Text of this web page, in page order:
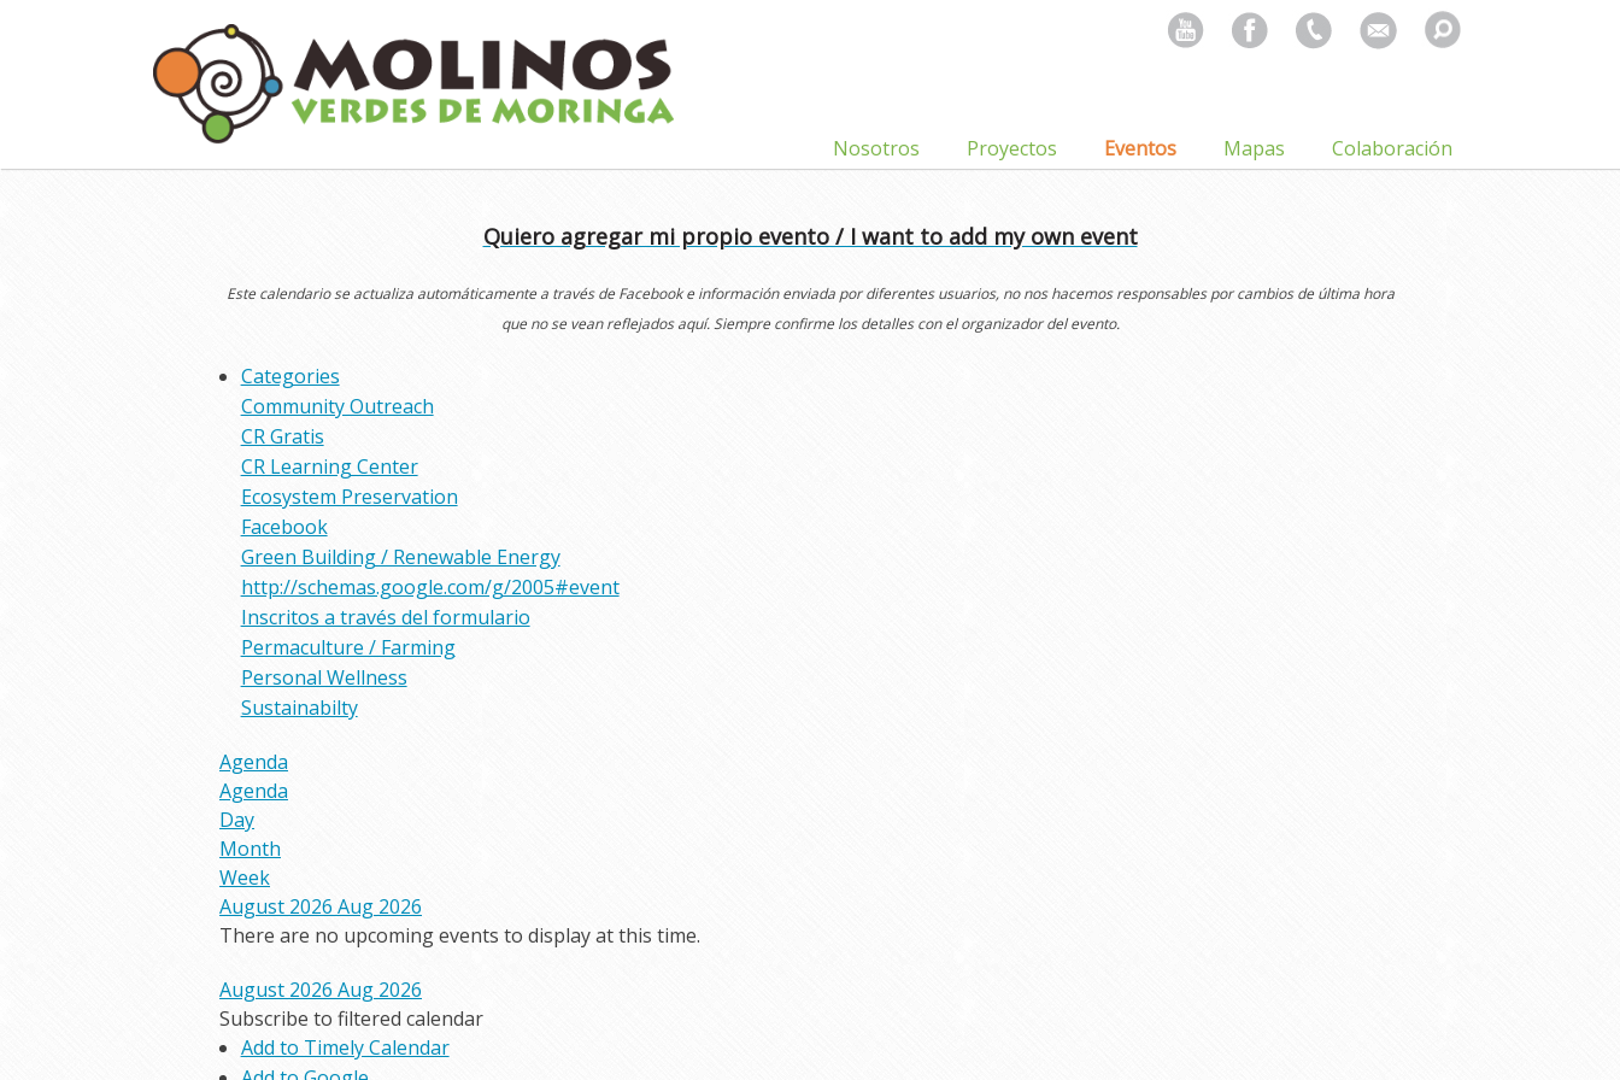
Search
for:
Nosotros Proyectos Eventos Mapas Colaboración
Quiero agregar mi propio evento / I want to add my own event
Este calendario se actualiza automáticamente a través de Facebook e información enviada por diferentes usuarios, no nos hacemos responsables por cambios de última hora
que no se vean reflejados aquí. Siempre confirme los detalles con el organizador del evento.
Categories
Community Outreach
CR Gratis
CR Learning Center
Ecosystem Preservation
Facebook
Green Building / Renewable Energy
http://schemas.google.com/g/2005#event
Inscritos a través del formulario
Permaculture / Farming
Personal Wellness
Sustainabilty
Agenda
Agenda
Day
Month
Week
August 2026 Aug 2026
There are no upcoming events to display at this time.
August 2026 Aug 2026
Subscribe to filtered calendar
Add to Timely Calendar